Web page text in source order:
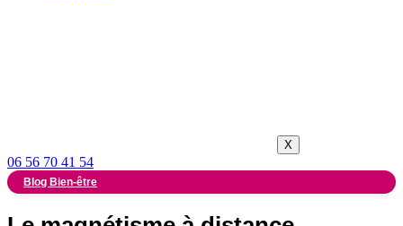
X
06 56 70 41 54
Blog Bien-être